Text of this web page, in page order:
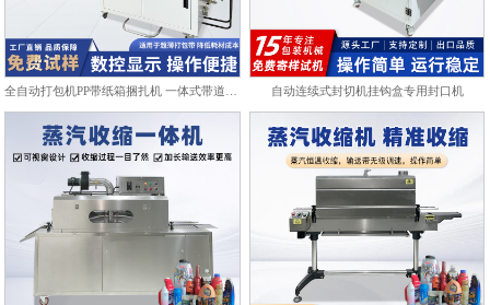
自动连续式封切机挂钩盒专用封口机